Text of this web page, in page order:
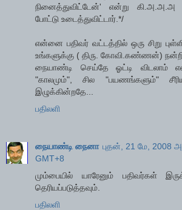
நினைத்துவிட்டேன்' என்று
போட்டு உடைத்துவிட்டார்.*/
என்னை பதிவர் வட்டத்தில் ஒரு சிறு
உங்களுக்கு ( திரு. கோவி.கண்ணன்)
நையாண்டி செய்தே ஓட்டி விடலாம்
"காலமும்", சில "பயணங்களும்"
இழுக்கின்றதே...
பதிலளி
நையாண்டி நைனா புதன், 21 மே, 2008
GMT+8
மும்பையில் யாரேனும் பதிவர்கள்
தெரியப்படுத்தவும்.
பதிலளி